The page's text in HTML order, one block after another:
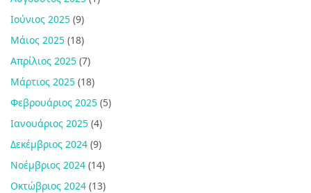
Ιούνιος 2025 (9)
Μάιος 2025 (18)
Απρίλιος 2025 (7)
Μάρτιος 2025 (18)
Φεβρουάριος 2025 (5)
Ιανουάριος 2025 (4)
Δεκέμβριος 2024 (9)
Νοέμβριος 2024 (14)
Οκτώβριος 2024 (13)